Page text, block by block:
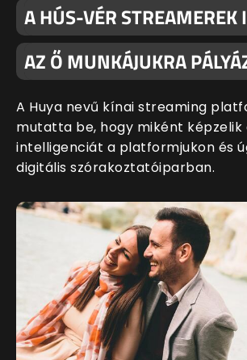
A HÚS-VÉR STREAMEREK
AZ Ő MUNKÁJUKRA
A Huya nevű kínai streaming
mutatta be, hogy miként képzelik
intelligenciát a platformjukon és
digitális szórakoztatóiparban.